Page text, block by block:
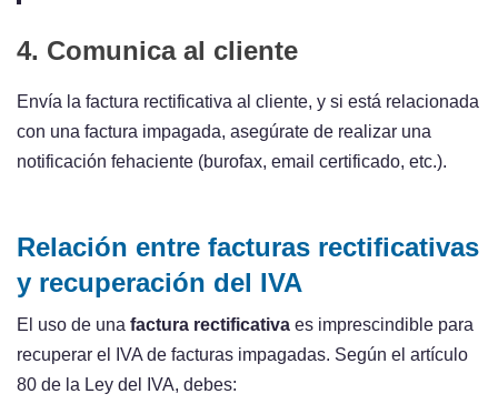
4. Comunica al cliente
Envía la factura rectificativa al cliente, y si está relacionada
con una factura impagada, asegúrate de realizar una
notificación fehaciente (burofax, email certificado, etc.).
Relación entre facturas rectificativas
y recuperación del IVA
El uso de una factura rectificativa es imprescindible para
recuperar el IVA de facturas impagadas. Según el artículo
80 de la Ley del IVA, debes: